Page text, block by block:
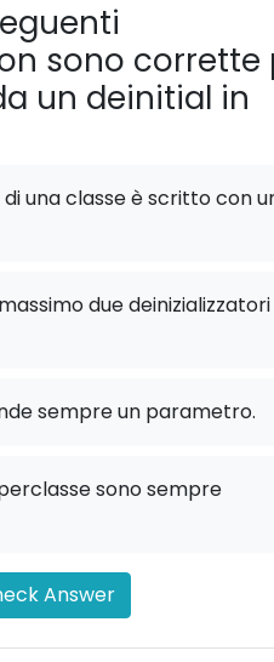
sono corrette
un deinitial in
una classe è scritto con
due deinizializzatori
sempre un parametro.
sono sempre
Answer